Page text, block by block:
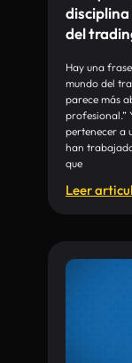
del
Hay una
mundo del
parece más
profesional.”
pertenecer a
han
que
Leer